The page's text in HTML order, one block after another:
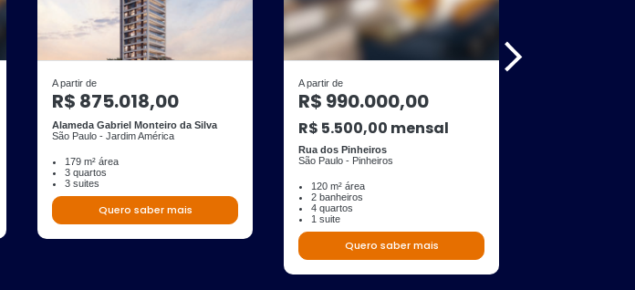
A partir de
R$ 875.018,00
Alameda Gabriel Monteiro da Silva
São Paulo - Jardim América
179 m² área
3 quartos
3 suites
Quero saber mais
A partir de
R$ 990.000,00
R$ 5.500,00 mensal
Rua dos Pinheiros
São Paulo - Pinheiros
120 m² área
2 banheiros
4 quartos
1 suite
Quero saber mais